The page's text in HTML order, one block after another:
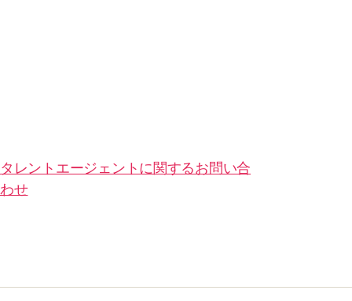
タレントエージェントに関するお問い合
わせ